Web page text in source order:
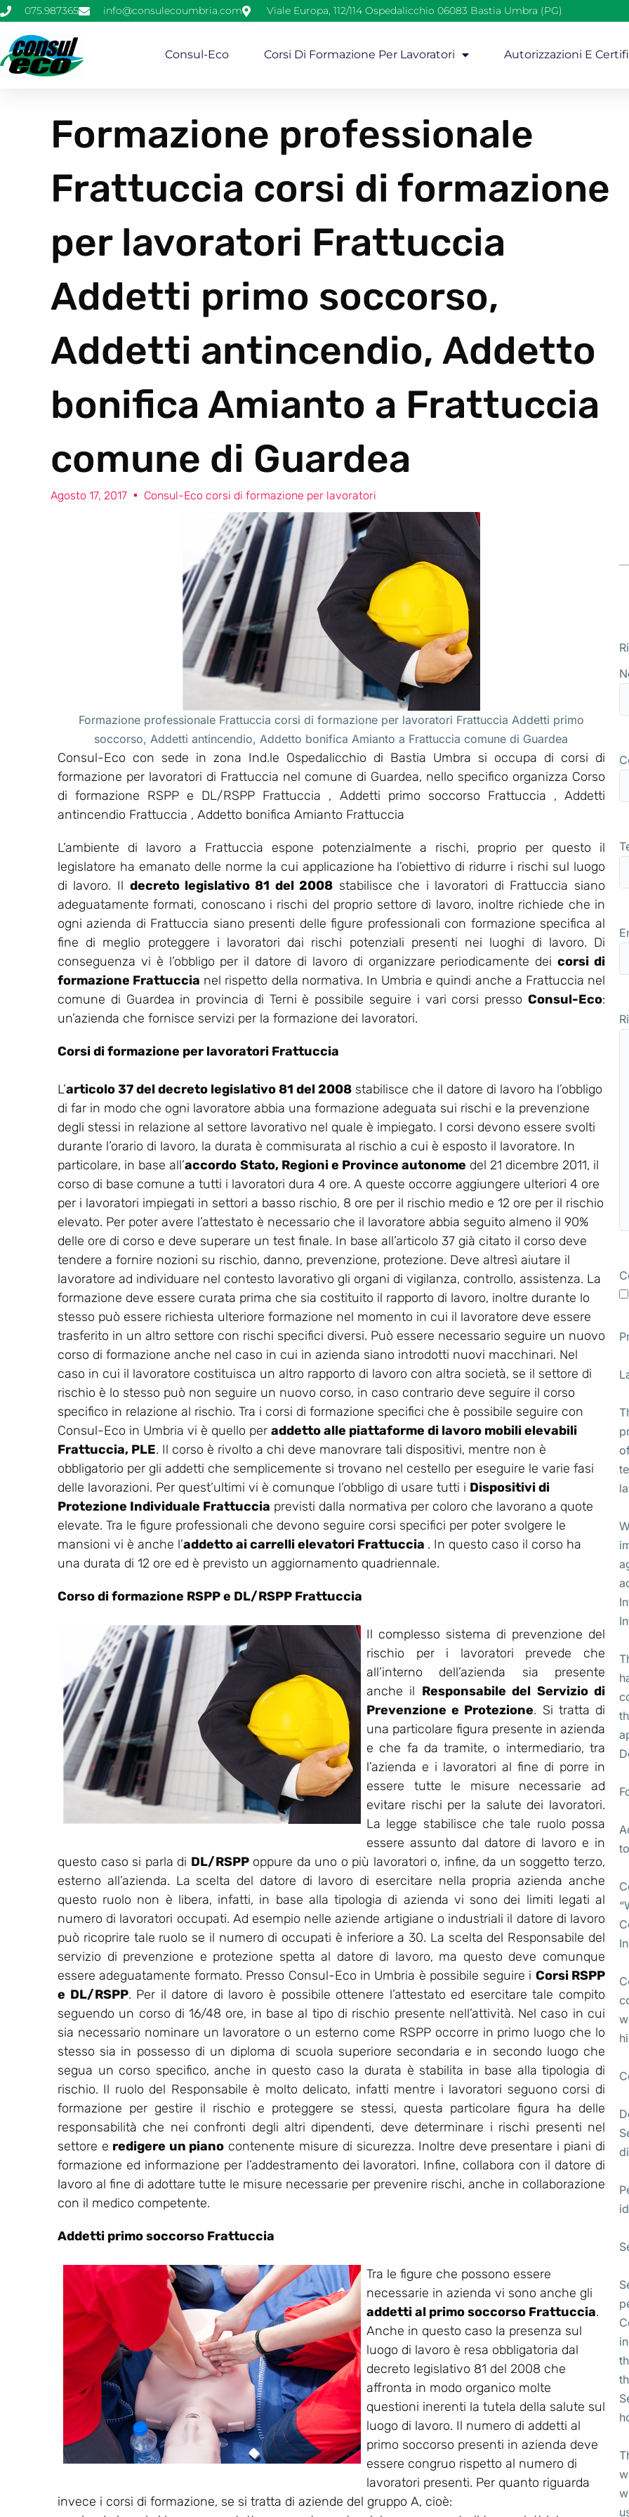
075.987365 info@consulecoumbria.com Viale Europa, 112/114 Ospedalicchio 06083 Bastia Umbra (PG)
Consul-Eco Corsi Di Formazione Per Lavoratori Autorizzazioni E
Formazione professionale
Frattuccia corsi di formazione
per lavoratori Frattuccia
Addetti primo soccorso,
Addetti antincendio, Addetto
bonifica Amianto a Frattuccia
comune di Guardea
Agosto 17, 2017 Consul-Eco corsi di formazione per lavoratori
Formazione professionale Frattuccia corsi di formazione per lavoratori Frattuccia Addetti primo
soccorso, Addetti antincendio, Addetto bonifica Amianto a Frattuccia comune di Guardea
Consul-Eco con sede in zona Ind.le Ospedalicchio di Bastia Umbra si occupa di corsi di
formazione per lavoratori di Frattuccia nel comune di Guardea, nello specifico organizza Corso
di formazione RSPP e DL/RSPP Frattuccia , Addetti primo soccorso Frattuccia , Addetti
antincendio Frattuccia , Addetto bonifica Amianto Frattuccia
L’ambiente di lavoro a Frattuccia espone potenzialmente a rischi, proprio per questo il
legislatore ha emanato delle norme la cui applicazione ha l’obiettivo di ridurre i rischi sul luogo
di lavoro. Il decreto legislativo 81 del 2008 stabilisce che i lavoratori di Frattuccia siano
adeguatamente formati, conoscano i rischi del proprio settore di lavoro, inoltre richiede che in
ogni azienda di Frattuccia siano presenti delle figure professionali con formazione specifica al
fine di meglio proteggere i lavoratori dai rischi potenziali presenti nei luoghi di lavoro. Di
conseguenza vi è l’obbligo per il datore di lavoro di organizzare periodicamente deicorsi di
formazione Frattuccia nel rispetto della normativa. In Umbria e quindi anche a Frattuccia nel
comune di Guardea in provincia di Terni è possibile seguire i vari corsi presso Consul-Eco:
un’azienda che fornisce servizi per la formazione dei lavoratori.
Corsi di formazione per lavoratori Frattuccia
L’articolo 37 del decreto legislativo 81 del 2008 stabilisce che il datore di lavoro ha l’obbligo
di far in modo che ogni lavoratore abbia una formazione adeguata sui rischi e la prevenzione
degli stessi in relazione al settore lavorativo nel quale è impiegato. I corsi devono essere svolti
durante l’orario di lavoro, la durata è commisurata al rischio a cui è esposto il lavoratore. In
particolare, in base all’accordo Stato, Regioni e Province autonome del 21 dicembre 2011, il
corso di base comune a tutti i lavoratori dura 4 ore. A queste occorre aggiungere ulteriori 4 ore
per i lavoratori impiegati in settori a basso rischio, 8 ore per il rischio medio e 12 ore per il rischio
elevato. Per poter avere l’attestato è necessario che il lavoratore abbia seguito almeno il 90%
delle ore di corso e deve superare un test finale. In base all’articolo 37 già citato il corso deve
tendere a fornire nozioni su rischio, danno, prevenzione, protezione. Deve altresì aiutare il
lavoratore ad individuare nel contesto lavorativo gli organi di vigilanza, controllo, assistenza. La
formazione deve essere curata prima che sia costituito il rapporto di lavoro, inoltre durante lo
stesso può essere richiesta ulteriore formazione nel momento in cui il lavoratore deve essere
trasferito in un altro settore con rischi specifici diversi. Può essere necessario seguire un nuovo
corso di formazione anche nel caso in cui in azienda siano introdotti nuovi macchinari. Nel
caso in cui il lavoratore costituisca un altro rapporto di lavoro con altra società, se il settore di
rischio è lo stesso può non seguire un nuovo corso, in caso contrario deve seguire il corso
specifico in relazione al rischio. Tra i corsi di formazione specifici che è possibile seguire con
Consul-Eco in Umbria vi è quello per addetto alle piattaforme di lavoro mobili elevabili
Frattuccia, PLE. Il corso è rivolto a chi deve manovrare tali dispositivi, mentre non è
obbligatorio per gli addetti che semplicemente si trovano nel cestello per eseguire le varie fasi
delle lavorazioni. Per quest’ultimi vi è comunque l’obbligo di usare tutti i Dispositivi di
Protezione Individuale Frattuccia previsti dalla normativa per coloro che lavorano a quote
elevate. Tra le figure professionali che devono seguire corsi specifici per poter svolgere le
mansioni vi è anche l’addetto ai carrelli elevatori Frattuccia . In questo caso il corso ha
una durata di 12 ore ed è previsto un aggiornamento quadriennale.
Corso di formazione RSPP e DL/RSPP Frattuccia
Il complesso sistema di prevenzione del
rischio per i lavoratori prevede che
all’interno dell’azienda sia presente
anche il Responsabile del Servizio di
Prevenzione e Protezione. Si tratta di
una particolare figura presente in azienda
e che fa da tramite, o intermediario, tra
l’azienda e i lavoratori al fine di porre in
essere tutte le misure necessarie ad
evitare rischi per la salute dei lavoratori.
La legge stabilisce che tale ruolo possa
essere assunto dal datore di lavoro e in
questo caso si parla di DL/RSPPoppure da uno o più lavoratori o, infine, da un soggetto terzo,
esterno all’azienda. La scelta del datore di lavoro di esercitare nella propria azienda anche
questo ruolo non è libera, infatti, in base alla tipologia di azienda vi sono dei limiti legati al
numero di lavoratori occupati. Ad esempio nelle aziende artigiane o industriali il datore di lavoro
può ricoprire tale ruolo se il numero di occupati è inferiore a 30. La scelta del Responsabile del
servizio di prevenzione e protezione spetta al datore di lavoro, ma questo deve comunque
essere adeguatamente formato. Presso Consul-Eco in Umbria è possibile seguire i Corsi RSPP
e DL/RSPP. Per il datore di lavoro è possibile ottenere l’attestato ed esercitare tale compito
seguendo un corso di 16/48 ore, in base al tipo di rischio presente nell’attività. Nel caso in cui
sia necessario nominare un lavoratore o un esterno come RSPP occorre in primo luogo che lo
stesso sia in possesso di un diploma di scuola superiore secondaria e in secondo luogo che
segua un corso specifico, anche in questo caso la durata è stabilita in base alla tipologia di
rischio. Il ruolo del Responsabile è molto delicato, infatti mentre i lavoratori seguono corsi di
formazione per gestire il rischio e proteggere se stessi, questa particolare figura ha delle
responsabilità che nei confronti degli altri dipendenti, deve determinare i rischi presenti nel
settore e redigere un piano contenente misure di sicurezza. Inoltre deve presentare i piani di
formazione ed informazione per l’addestramento dei lavoratori. Infine, collabora con il datore di
lavoro al fine di adottare tutte le misure necessarie per prevenire rischi, anche in collaborazione
con il medico competente.
Addetti primo soccorso Frattuccia
Tra le figure che possono essere
necessarie in azienda vi sono anche gli
addetti al primo soccorso Frattuccia.
Anche in questo caso la presenza sul
luogo di lavoro è resa obbligatoria dal
decreto legislativo 81 del 2008 che
affronta in modo organico molte
questioni inerenti la tutela della salute sul
luogo di lavoro. Il numero di addetti al
primo soccorso presenti in azienda deve
essere congruo rispetto al numero di
lavoratori presenti. Per quanto riguarda
invece i corsi di formazione, se si tratta di aziende del gruppo A, cioè: